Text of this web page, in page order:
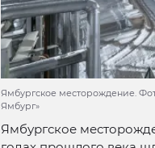
Ямбургское месторождение.
Ямбург»
Ямбургское